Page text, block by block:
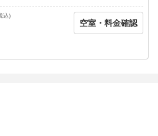
込)
空室・料金確認